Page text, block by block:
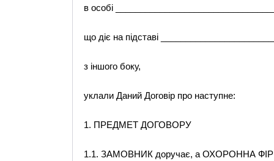
в особі
що діє на підставі
з іншого боку,
уклали Даний Договір про наступне:
1. ПРЕДМЕТ ДОГОВОРУ
1.1. ЗАМОВНИК доручає, а ОХОРОННА